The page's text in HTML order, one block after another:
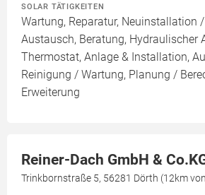
SOLAR TÄTIGKEITEN
Wartung, Reparatur, Neuinstallation
Austausch, Beratung, Hydraulischer
Thermostat, Anlage & Installation,
Reinigung / Wartung, Planung /
Erweiterung
Reiner-Dach GmbH &
Trinkbornstraße 5, 56281 Dörth (12km